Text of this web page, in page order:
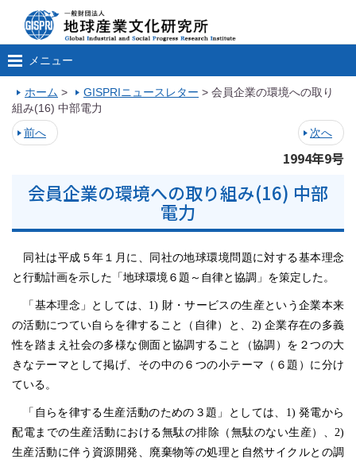
メニュー
ホーム > GISPRIニュースレター > 会員企業の環境への取り
組み(16) 中部電力
前へ
次へ
1994年9号
会員企業の環境への取り組み(16) 中部
電力
同社は平成５年１月に、同社の地球環境問題に対する基本理念
と行動計画を示した「地球環境６題～自律と協調」を策定した。
「基本理念」としては、1) 財・サービスの生産という企業本来
の活動につてい自らを律すること（自律）と、2) 企業存在の多義
性を踏まえ社会の多様な側面と協調すること（協調）を２つの大
きなテーマとして掲げ、その中の６つの小テーマ（６題）に分け
ている。
「自らを律する生産活動のための３題」としては、1) 発電から
配電までの生産活動における無駄の排除（無駄のない生産）、2)
生産活動に伴う資源開発、廃棄物等の処理と自然サイクルとの調